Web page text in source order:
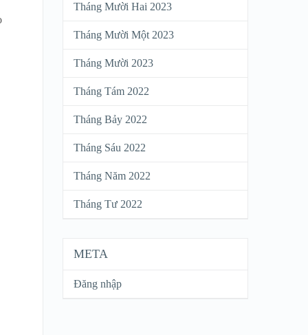
Tháng Mười Hai 2023
Tháng Mười Một 2023
Tháng Mười 2023
Tháng Tám 2022
Tháng Bảy 2022
Tháng Sáu 2022
Tháng Năm 2022
Tháng Tư 2022
META
Đăng nhập